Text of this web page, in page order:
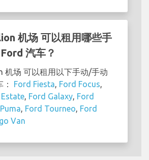
机场 可以租用哪些手
汽车？
机场 可以租用以下手动/手动
Ford Fiesta, Ford Focus,
, Ford Galaxy, Ford
, Ford Tourneo, Ford
Van